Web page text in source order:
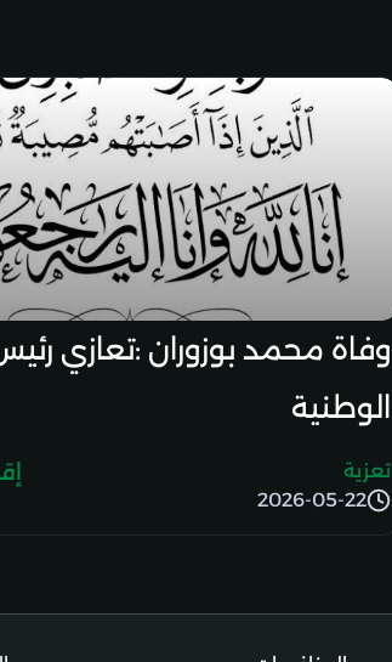
وفاة محمد بوزوران :تعازي
الوطنية
2026-05-22
تعزية